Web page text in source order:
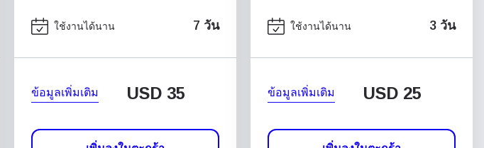
ใช้งานได้นาน 7 วัน
ข้อมูลเพิ่มเติม USD 35
ใช้งานได้นาน 3 วัน
ข้อมูลเพิ่มเติม USD 25